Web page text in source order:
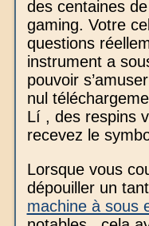
des centaines
gaming. Votre
questions
instrument a
pouvoir
nul
Lí , des respins
recevez le
Lorsque vous
dépouiller un
machine à sous